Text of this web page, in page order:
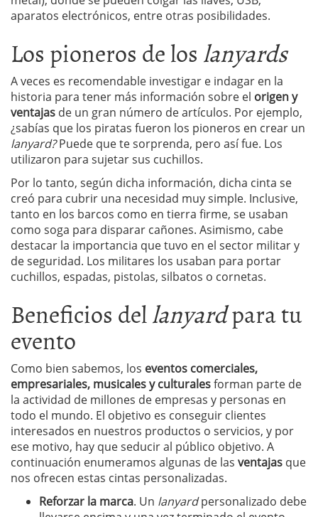
aparatos electrónicos, entre otras posibilidades.
Los pioneros de loslanyards
A veces es recomendable investigar e indagar en la
historia para tener más información sobre el origen y
ventajas de un gran número de artículos. Por ejemplo,
¿sabías que los piratas fueron los pioneros en crear un
lanyard?Puede que te sorprenda, pero así fue. Los
utilizaron para sujetar sus cuchillos.
Por lo tanto, según dicha información, dicha cinta se
creó para cubrir una necesidad muy simple. Inclusive,
tanto en los barcos como en tierra firme, se usaban
como soga para disparar cañones. Asimismo, cabe
destacar la importancia que tuvo en el sector militar y
de seguridad. Los militares los usaban para portar
cuchillos, espadas, pistolas, silbatos o cornetas.
Beneficios dellanyardpara tu
evento
Como bien sabemos, los eventos comerciales,
empresariales, musicales y culturalesforman parte de
la actividad de millones de empresas y personas en
todo el mundo. El objetivo es conseguir clientes
interesados en nuestros productos o servicios, y por
ese motivo, hay que seducir al público objetivo. A
continuación enumeramos algunas de las ventajas que
nos ofrecen estas cintas personalizadas.
Reforzar la marca. Un lanyardpersonalizado debe